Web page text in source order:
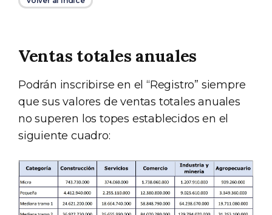
Ventas totales anuales
Podrán inscribirse en el “Registro” siempre
que sus valores de ventas totales anuales
no superen los topes establecidos en el
siguiente cuadro: